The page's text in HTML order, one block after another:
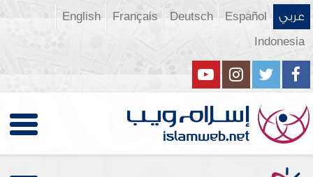
عربي Español
Deutsch
Français
English
Indonesia